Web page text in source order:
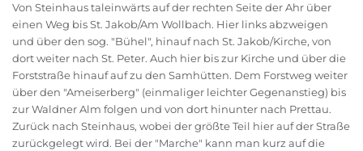
Von Steinhaus taleinwärts auf der rechten Seite der Ahr über
einen Weg bis St. Jakob/Am Wollbach. Hier links abzweigen
und über den sog. "Bühel", hinauf nach St. Jakob/Kirche, von
dort weiter nach St. Peter. Auch hier bis zur Kirche und über die
Forststraße hinauf auf zu den Samhütten. Dem Forstweg weiter
über den "Ameiserberg" (einmaliger leichter Gegenanstieg) bis
zur Waldner Alm folgen und von dort hinunter nach Prettau.
Zurück nach Steinhaus, wobei der größte Teil hier auf der Straße
zurückgelegt wird. Bei der "Marche" kann man kurz auf die